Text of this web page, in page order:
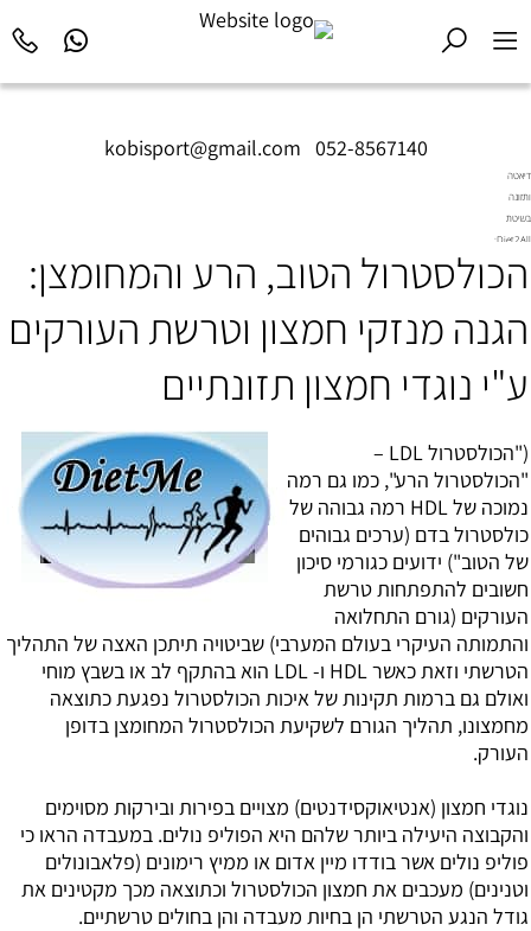
kobisport@gmail.com 052-8567140
דיאטה
ותזונה
בשיטת
Diet2All:
שמאחורי
המושלם.
הכולסטרול הטוב, הרע והמחומצן:
הגנה מנזקי חמצון וטרשת העורקים
ע"י נוגדי חמצון תזונתיים
("הכולסטרול
LDL –
"הכולסטרול הרע", כמו גם רמה
נמוכה של HDL רמה גבוהה של
כולסטרול בדם (ערכים גבוהים
של הטוב") ידועים כגורמי סיכון
חשובים להתפתחות טרשת
העורקים (גורם התחלואה
והתמותה העיקרי בעולם המערבי) שביטויה תיתכן האצה של התהליך
הטרשתי וזאת כאשר HDL ו- LDL הוא בהתקף לב או בשבץ מוחי
ואולם גם ברמות תקינות של איכות הכולסטרול נפגעת כתוצאה
מחמצונו, תהליך הגורם לשקיעת הכולסטרול המחומצן בדופן
העורק.
נוגדי חמצון (אנטיאוקסידנטים) מצויים בפירות ובירקות מסוימים
והקבוצה היעילה ביותר שלהם היא הפוליפ נולים. במעבדה הראו כי
פוליפ נולים אשר בודדו מיין אדום או ממיץ רימונים (פלאבונולים
וטנינים) מעכבים את חמצון הכולסטרול וכתוצאה מכך מקטינים את
גודל הנגע הטרשתי הן בחיות מעבדה והן בחולים טרשתיים.